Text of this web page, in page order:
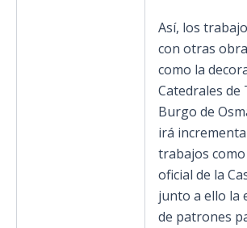
Así, los
con otras
como la
Catedrales de
Burgo de
irá
trabajos
oficial de la
junto a ello la
de patrones